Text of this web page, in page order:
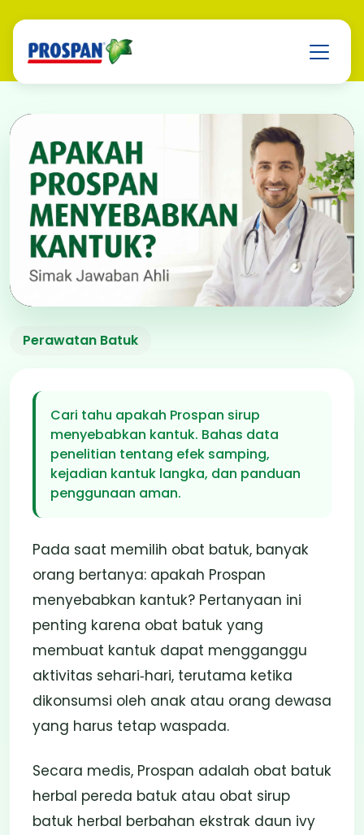
Apakah Prospan
Kantuk? Simak
Jawaban Ahli
23 Des 2025 3 Menit Penulis: Trieska
Perawatan Batuk
Cari tahu apakah Prospan sirup
menyebabkan kantuk. Bahas data
penelitian tentang efek samping,
kejadian kantuk langka, dan panduan
penggunaan aman.
Pada saat memilih obat batuk, banyak
orang bertanya: apakah Prospan
menyebabkan kantuk? Pertanyaan ini
penting karena obat batuk yang
membuat kantuk dapat mengganggu
aktivitas sehari‑hari, terutama ketika
dikonsumsi oleh anak atau orang dewasa
yang harus tetap waspada.
Secara medis, Prospan adalah obat batuk
herbal pereda batuk atau obat sirup
batuk herbal berbahan ekstrak daun ivy